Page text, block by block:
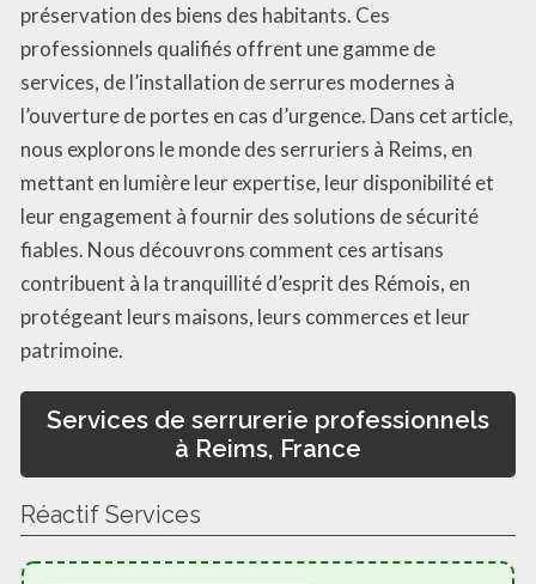
préservation des biens des habitants. Ces
professionnels qualifiés offrent une gamme de
services, de l’installation de serrures modernes à
l’ouverture de portes en cas d’urgence. Dans cet article,
nous explorons le monde des serruriers à Reims, en
mettant en lumière leur expertise, leur disponibilité et
leur engagement à fournir des solutions de sécurité
fiables. Nous découvrons comment ces artisans
contribuent à la tranquillité d’esprit des Rémois, en
protégeant leurs maisons, leurs commerces et leur
patrimoine.
Services de serrurerie professionnels
à Reims, France
Réactif Services